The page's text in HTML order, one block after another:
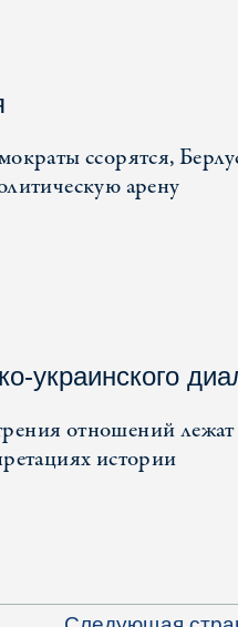
ссорятся,
арену
украинского
отношений лежат
истории